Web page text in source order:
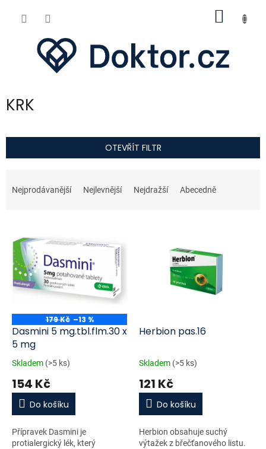
KRK
OTEVŘÍT FILTR
a
p
o
Nejprodávanější Nejlevnější Nejdražší Abecedně
p
o
d
179 Kč –13 %
Dasmini 5 mg.tbl.flm.30 x
5 mg
Skladem (>5 ks)
154 Kč
Do košíku
Přípravek Dasmini je
protialergický lék, který
Herbion pas.16
Skladem (>5 ks)
121 Kč
Do košíku
Herbion obsahuje suchý
výtažek z břečťanového listu.